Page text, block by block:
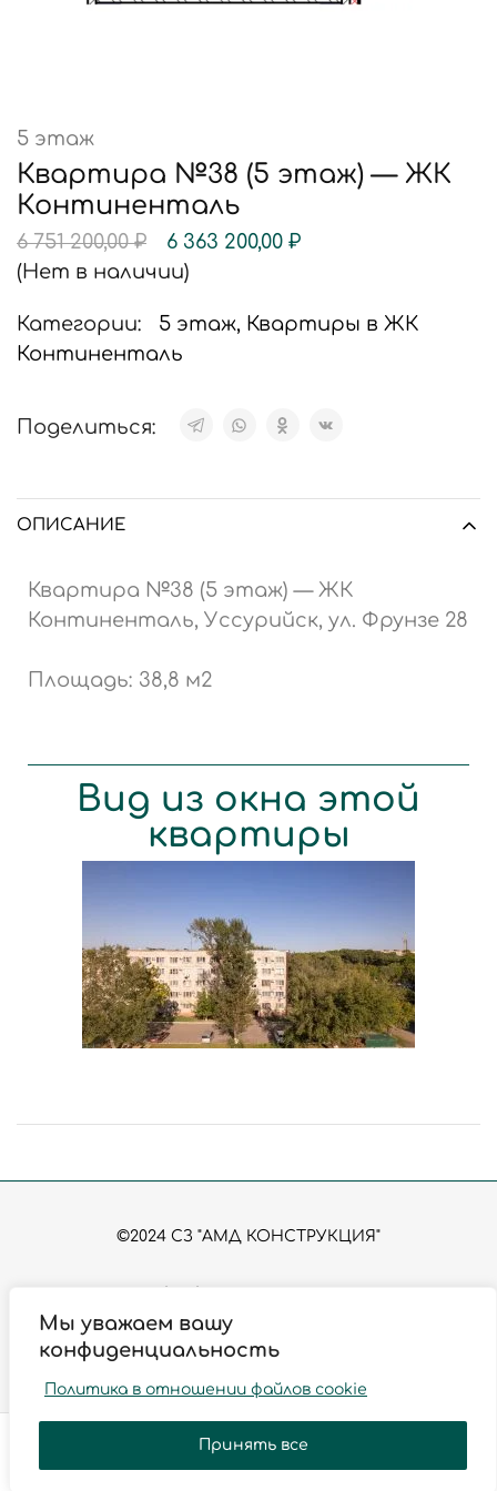
Мы уважаем вашу
конфиденциальность
Политика в отношении файлов cookie
Принять все
5 этаж
Квартира №38 (5 этаж) — ЖК
Континенталь
6 751 200,00₽ 6 363 200,00 ₽
(Нет в наличии)
Категории: 5 этаж, Квартиры в ЖК
Континенталь
Поделиться:
ОПИСАНИЕ
Квартира №38 (5 этаж) — ЖК
Континенталь, Уссурийск, ул. Фрунзе 28
Площадь: 38,8 м2
Вид из окна этой
квартиры
©2024 СЗ "АМД КОНСТРУКЦИЯ"
Согласие на обработку персональных данных
Политика использования файлов Сookies
Меню Аккаунт Корзина Избранное